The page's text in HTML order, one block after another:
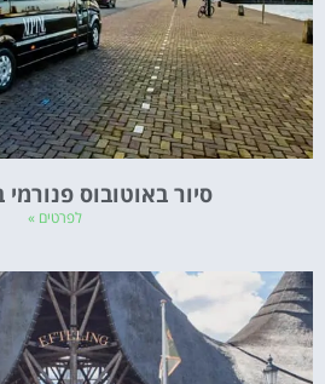
סיור באוטובוס
לפרטים »